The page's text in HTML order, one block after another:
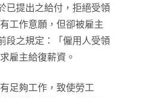
已提出之給付，拒絕受領
工作意願，但卻被雇主
段之規定：「僱用人受領
雇主給復薪資。
足夠工作，致使勞工